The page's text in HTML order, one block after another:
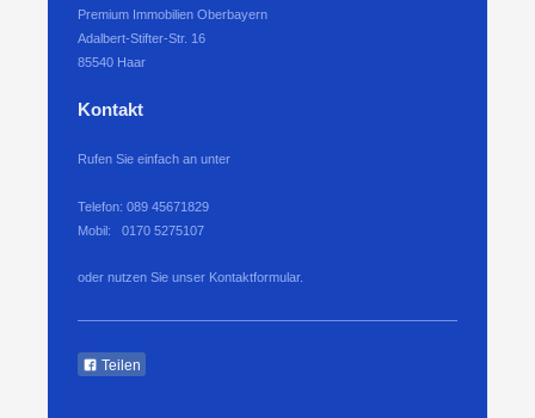
Premium Immobilien Oberbayern
Adalbert-Stifter-Str. 16
85540 Haar
Kontakt
Rufen Sie einfach an unter
Telefon: 089 45671829
Mobil: 0170 5275107
oder nutzen Sie unser Kontaktformular.
Teilen